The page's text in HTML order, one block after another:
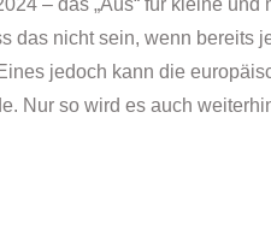
– das „Aus“ für kleine
das nicht sein, wenn bereits
jedoch kann die
Nur so wird es auch